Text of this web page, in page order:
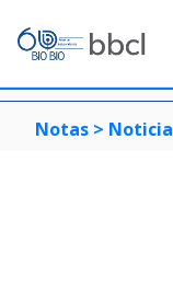
Notas > Noticia